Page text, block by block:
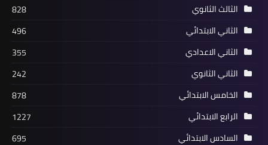
الثالث الثانوي
828
الثاني الابتدائي
496
الثاني الاعدادي
355
الثاني الثانوي
242
الخامس الابتدائي
878
الرابع الابتدائي
1227
السادس الابتدائي
695